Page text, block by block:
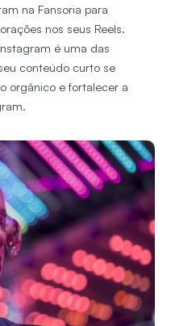
na Fansoria para
nos seus Reels.
é uma das
conteúdo curto se
orgânico e fortalecer a